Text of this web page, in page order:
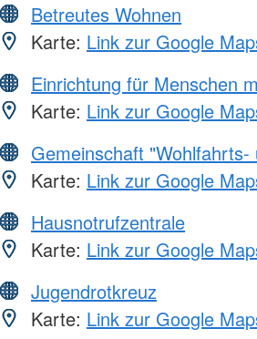
Betreutes Wohnen
Karte: Link zur Google
Einrichtung für Menschen
Karte: Link zur Google
Gemeinschaft "Wohlfahrts-
Karte: Link zur Google
Hausnotrufzentrale
Karte: Link zur Google
Jugendrotkreuz
Karte: Link zur Google